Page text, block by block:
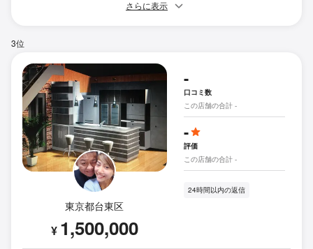
さらに表示
3位
東京都台東区
¥ 1,500,000
-
口コミ数
この店舗の合計 -
-
評価
この店舗の合計 -
24時間以内の返信